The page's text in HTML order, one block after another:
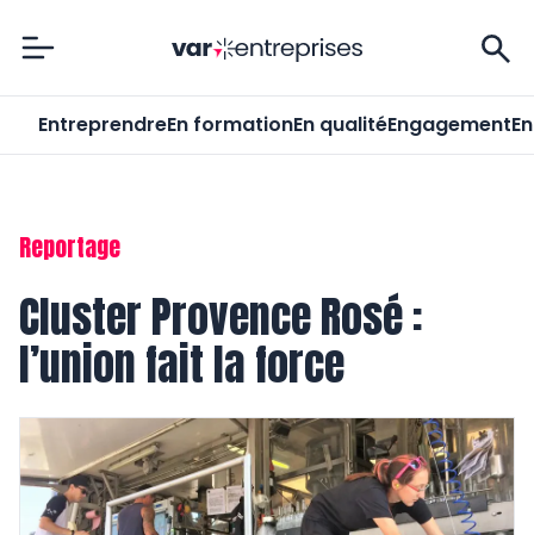
Var-Entreprises
EntreprendreEn formationEn qualitéEngagement
Reportage
Cluster Provence Rosé :
l’union fait la force